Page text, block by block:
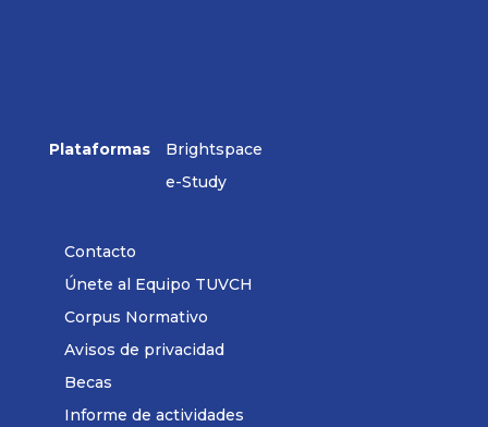
Plataformas
Brightspace
e-Study
Contacto
Únete al Equipo TUVCH
Corpus Normativo
Avisos de privacidad
Becas
Informe de actividades